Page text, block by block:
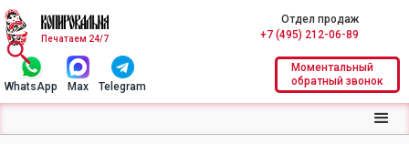
Печатаем 24/7
Отдел продаж
+7 (495) 212-06-89
WhatsApp Max Telegram
Моментальный
обратный звонок